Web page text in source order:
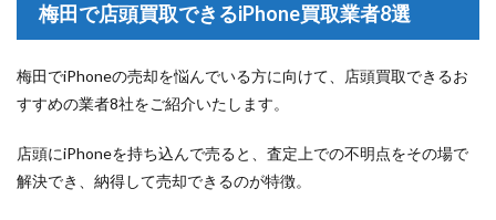
梅田で店頭買取できるiPhone買取業者8選
梅田でiPhoneの売却を悩んでいる方に向けて、店頭買取できるお
すすめの業者8社をご紹介いたします。
店頭にiPhoneを持ち込んで売ると、査定上での不明点をその場で
解決でき、納得して売却できるのが特徴。